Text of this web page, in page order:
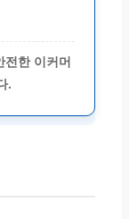
한 이커머
.